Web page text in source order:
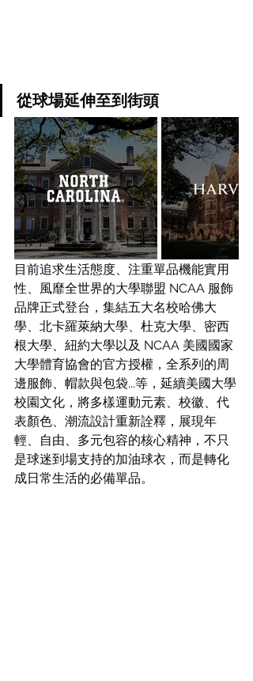
從球場延伸至到街頭
目前追求生活態度、注重單品機能實用
性、風靡全世界的大學聯盟 NCAA 服飾
品牌正式登台，集結五大名校哈佛大
學、北卡羅萊納大學、杜克大學、密西
根大學、紐約大學以及 NCAA 美國國家
大學體育協會的官方授權，全系列的周
邊服飾、帽款與包袋...等，延續美國大學
校園文化，將多樣運動元素、校徽、代
表顏色、潮流設計重新詮釋，展現年
輕、自由、多元包容的核心精神，不只
是球迷到場支持的加油球衣，而是轉化
成日常生活的必備單品。